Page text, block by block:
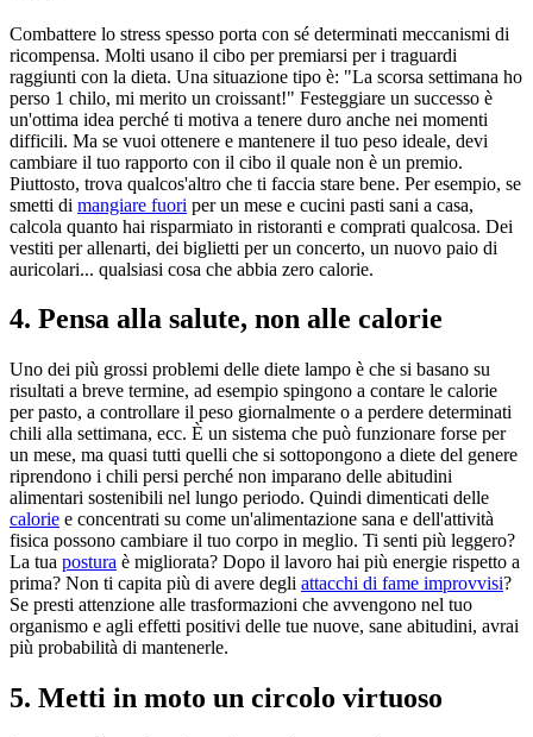
Combattere lo stress spesso porta con sé determinati meccanismi di
ricompensa. Molti usano il cibo per premiarsi per i traguardi
raggiunti con la dieta. Una situazione tipo è: "La scorsa settimana ho
perso 1 chilo, mi merito un croissant!" Festeggiare un successo è
un'ottima idea perché ti motiva a tenere duro anche nei momenti
difficili. Ma se vuoi ottenere e mantenere il tuo peso ideale, devi
cambiare il tuo rapporto con il cibo il quale non è un premio.
Piuttosto, trova qualcos'altro che ti faccia stare bene. Per esempio, se
smetti di mangiare fuori per un mese e cucini pasti sani a casa,
calcola quanto hai risparmiato in ristoranti e comprati qualcosa. Dei
vestiti per allenarti, dei biglietti per un concerto, un nuovo paio di
auricolari... qualsiasi cosa che abbia zero calorie.
4. Pensa alla salute, non alle calorie
Uno dei più grossi problemi delle diete lampo è che si basano su
risultati a breve termine, ad esempio spingono a contare le calorie
per pasto, a controllare il peso giornalmente o a perdere determinati
chili alla settimana, ecc. È un sistema che può funzionare forse per
un mese, ma quasi tutti quelli che si sottopongono a diete del genere
riprendono i chili persi perché non imparano delle abitudini
alimentari sostenibili nel lungo periodo. Quindi dimenticati delle
calorie e concentrati su come un'alimentazione sana e dell'attività
fisica possono cambiare il tuo corpo in meglio. Ti senti più leggero?
La tua postura è migliorata? Dopo il lavoro hai più energie rispetto a
prima? Non ti capita più di avere degli attacchi di fame improvvisi?
Se presti attenzione alle trasformazioni che avvengono nel tuo
organismo e agli effetti positivi delle tue nuove, sane abitudini, avrai
più probabilità di mantenerle.
5. Metti in moto un circolo virtuoso